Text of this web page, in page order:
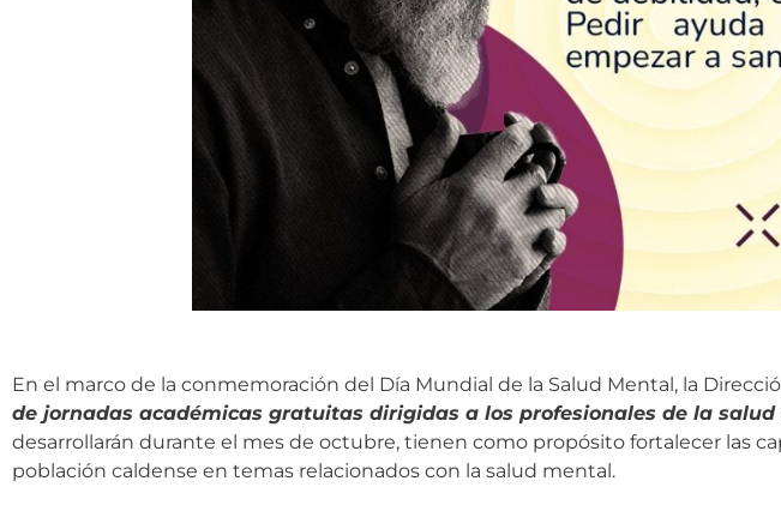
En el marco de la conmemoración del Día Mundial de la Salud Mental, la
de jornadas académicas gratuitas dirigidas a los profesionales de la
desarrollarán durante el mes de octubre, tienen como propósito fortalecer las
población caldense en temas relacionados con la salud mental.